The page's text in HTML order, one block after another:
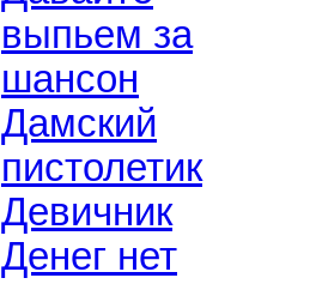
выпьем за
шансон
Дамский
пистолетик
Девичник
Денег нет